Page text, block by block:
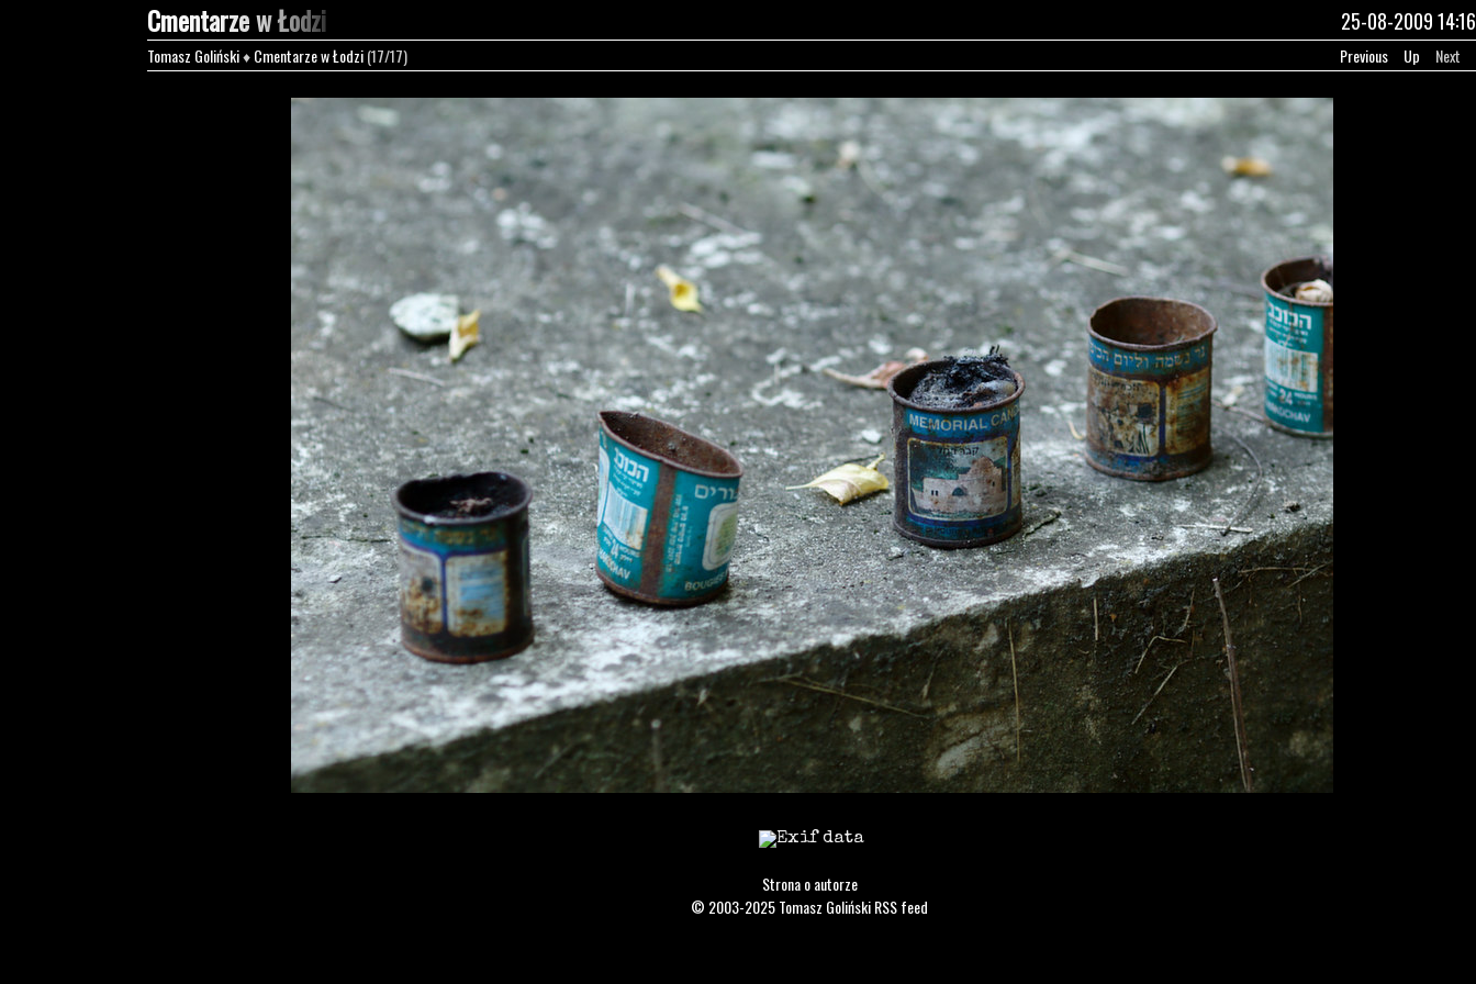
25-08-2009 14:16
Cmentarze w Łodzi
Tomasz Goliński♦Cmentarze w Łodzi(17/17) Previous Up Next
Strona o autorze
© 2003-2025Tomasz GolińskiRSS feed